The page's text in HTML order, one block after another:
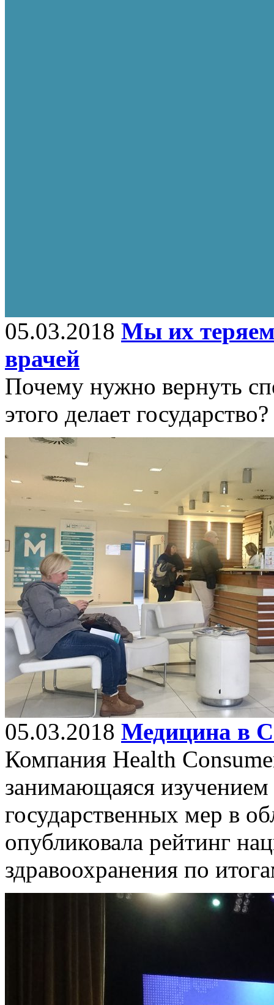
05.03.2018 Мы их
врачей
Почему нужно вернуть
этого делает государство?
05.03.2018 Медицина в
Компания Health
занимающаяся
государственных мер в
опубликовала рейтинг
здравоохранения по